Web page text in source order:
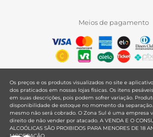
Meios de pagamento
Os preços e os produtos visualizados no site e
dos praticados em nossas lojas físicas. Os itens
em suas descrições, pois podem sofrer variação.
disponibilidade de estoque no momento da
mesmo não será cobrado. O Zona Sul é uma empresa
direito de não vender por atacado. A VENDA E O
ALCOÓLICAS SÃO PROIBIDOS PARA MENORES DE 18